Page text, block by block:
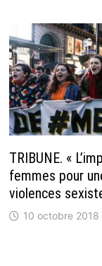
TRIBUNE. «
femmes pour
violences
10 octobre 2018